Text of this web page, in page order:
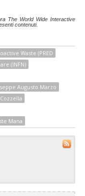
The World Wide Interactive
contenuti.
Waste (PRED
(INFN)
Augusto Marzo
Mana